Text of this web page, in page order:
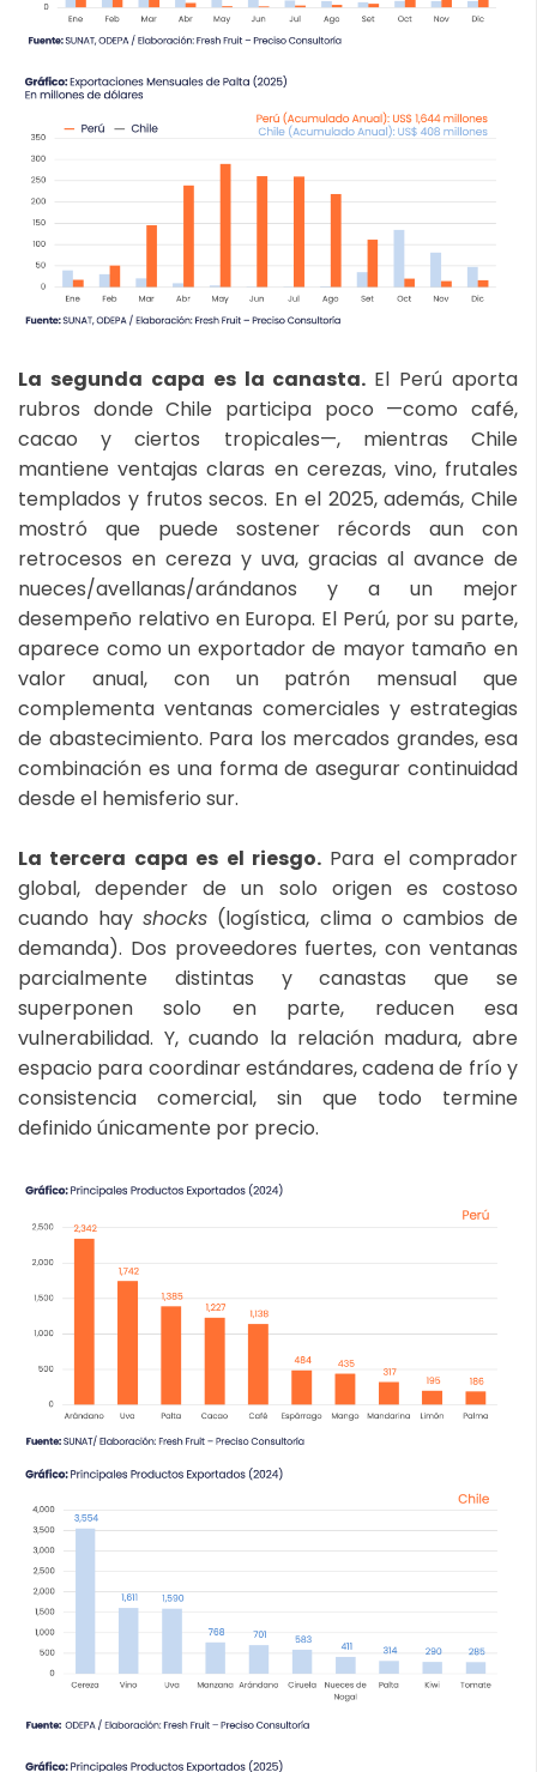
La segunda capa es la canasta. El Perú aporta
rubros donde Chile participa poco —como café,
cacao y ciertos tropicales—, mientras Chile
mantiene ventajas claras en cerezas, vino, frutales
templados y frutos secos. En el 2025, además, Chile
mostró que puede sostener récords aun con
retrocesos en cereza y uva, gracias al avance de
nueces/avellanas/arándanos y a un mejor
desempeño relativo en Europa. El Perú, por su parte,
aparece como un exportador de mayor tamaño en
valor anual, con un patrón mensual que
complementa ventanas comerciales y estrategias
de abastecimiento. Para los mercados grandes, esa
combinación es una forma de asegurar continuidad
desde el hemisferio sur.
La tercera capa es el riesgo.Para el comprador
global, depender de un solo origen es costoso
cuando hayshocks (logística, clima o cambios de
demanda). Dos proveedores fuertes, con ventanas
parcialmente distintas y canastas que se
superponen solo en parte, reducen esa
vulnerabilidad. Y, cuando la relación madura, abre
espacio para coordinar estándares, cadena de frío y
consistencia comercial, sin que todo termine
definido únicamente por precio.